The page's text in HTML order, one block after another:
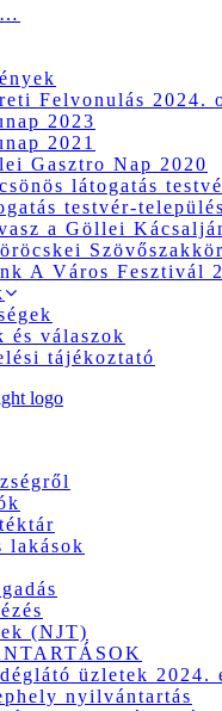
Felvonulás 2024.
2023
2021
Gasztro Nap 2020
látogatás
testvér-
a Göllei
A Város Fesztivál
és válaszok
tájékoztató
lakások
(NJT)
üzletek 2024.
nyilvántartás